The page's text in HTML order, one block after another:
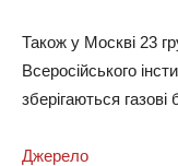
Також у Москві 23
Всеросійського
зберігаються
Джерело